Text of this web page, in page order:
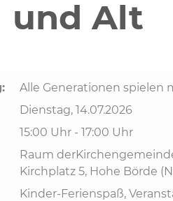
Verkehr
Dorfleben
und Alt
Alle Generationen spielen
Dienstag, 14.07.2026
15:00 Uhr - 17:00 Uhr
Raum
Kirchplatz 5, Hohe Börde
Kinder-Ferienspaß,